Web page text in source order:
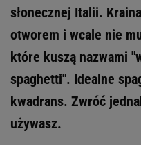
słonecznej Italii.
otworem i wcale nie
które kuszą nazwami
spaghetti". Idealne
kwadrans. Zwróć
używasz.